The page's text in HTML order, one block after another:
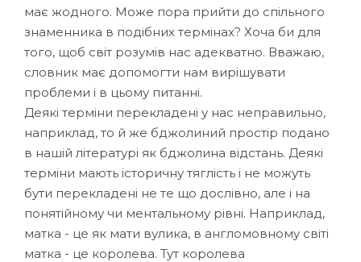
має жодного. Може пора прийти до спільного
знаменника в подібних термінах? Хоча би для
того, щоб світ розумів нас адекватно. Вважаю,
словник має допомогти нам вирішувати
проблеми і в цьому питанні.
Деякі терміни перекладені у нас неправильно,
наприклад, то й же бджолиний простір подано
в нашій літературі як бджолина відстань. Деякі
терміни мають історичну тяглість і не можуть
бути перекладені не те що дослівно, але і на
понятійному чи ментальному рівні. Наприклад,
матка - це як мати вулика, в англомовному світі
матка - це королева. Тут королева